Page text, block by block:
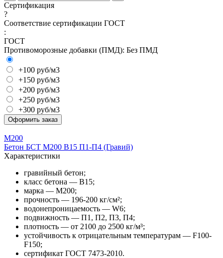
Сертификация
?
Соответствие сертификации ГОСТ
:
ГОСТ
Противоморозные добавки (ПМД): Без ПМД
+100 руб/м3
+150 руб/м3
+200 руб/м3
+250 руб/м3
+300 руб/м3
Оформить заказ
М200
Бетон БСТ М200 В15 П1-П4 (Гравий)
Характеристики
гравийный бетон;
класс бетона — В15;
марка — М200;
прочность — 196-200 кг/см²;
водонепроницаемость — W6;
подвижность — П1, П2, П3, П4;
плотность — от 2100 до 2500 кг/м³;
устойчивость к отрицательным температурам — F100-
F150;
сертификат ГОСТ 7473-2010.